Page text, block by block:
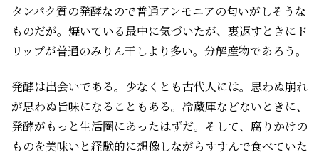
タンパク質の発酵なので普通アンモニアの匂いがしそうな
ものだが。焼いている最中に気づいたが、裏返すときにド
リップが普通のみりん干しより多い。分解産物であろう。
発酵は出会いである。少なくとも古代人には。思わぬ崩れ
が思わぬ旨味になることもある。冷蔵庫などないときに、
発酵がもっと生活圏にあったはずだ。そして、腐りかけの
ものを美味いと経験的に想像しながらすすんで食べていた